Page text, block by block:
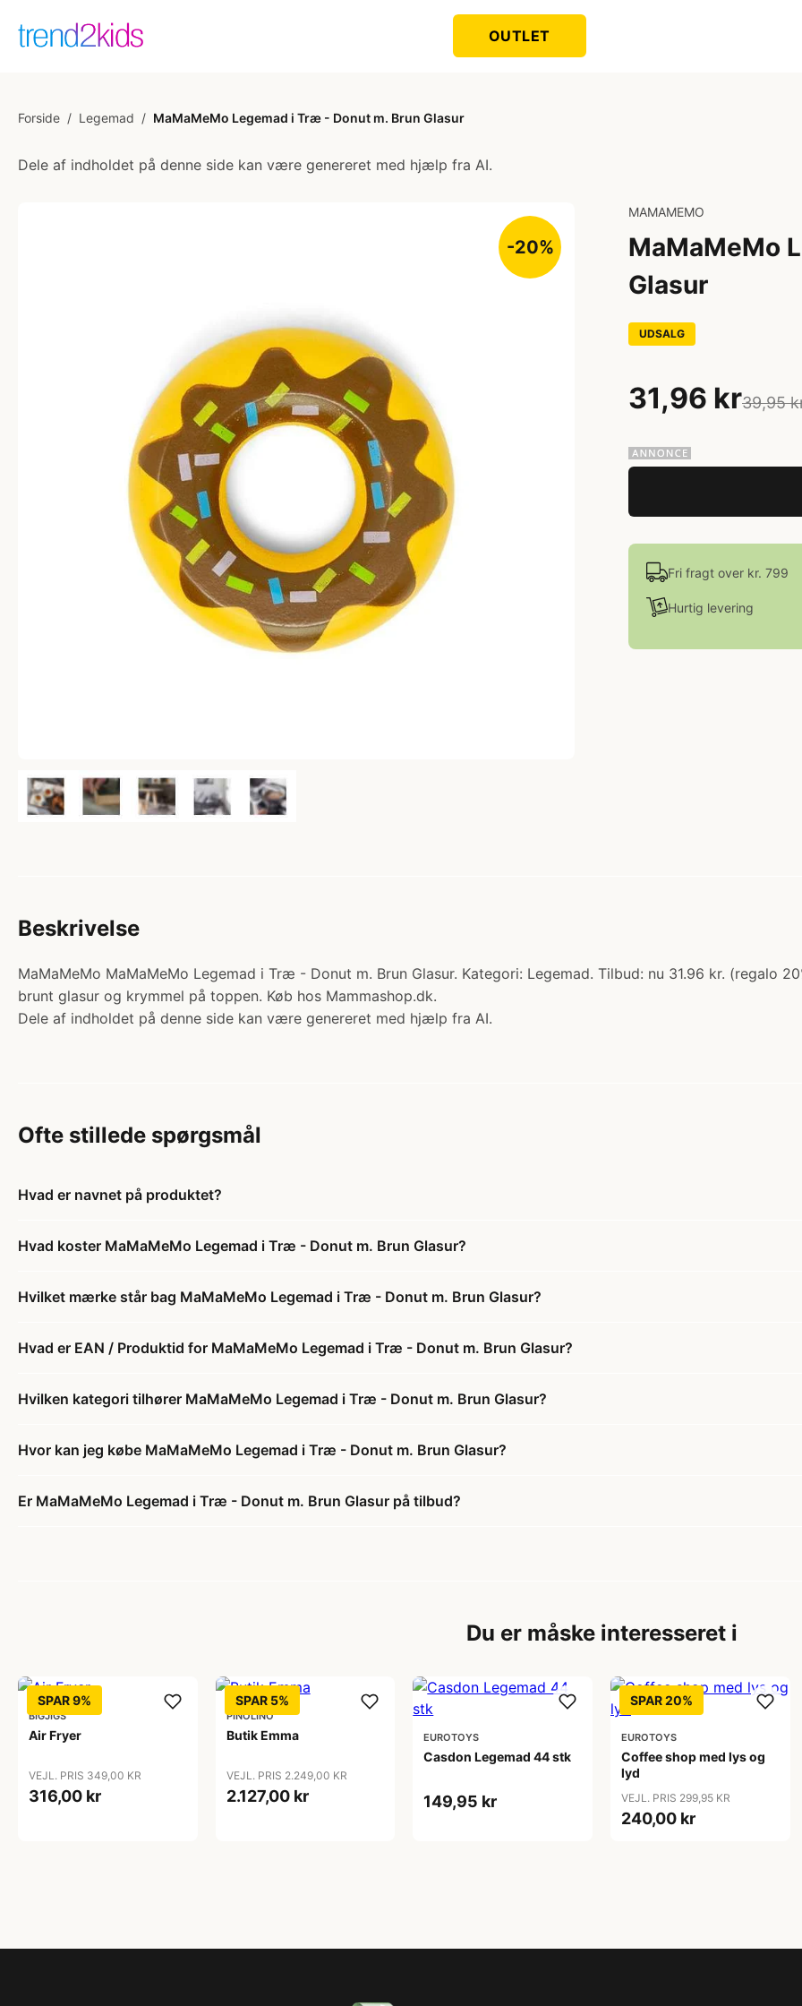
OUTLET
Forside / Legemad / MaMaMeMo Legemad i Træ - Donut m. Brun Glasur
Dele af indholdet på denne side kan være genereret med hjælp fra AI.
-20%
MAMAMEMO
MaMaMeMo
Glasur
UDSALG
31,96 kr39,95
Fri fragt over kr. 799
Hurtig levering
Beskrivelse
MaMaMeMo MaMaMeMo Legemad i Træ - Donut m. Brun Glasur. Kategori: Legemad. Tilbud: nu 31.96 kr. (regalo
brunt glasur og krymmel på toppen. Køb hos Mammashop.dk.
Dele af indholdet på denne side kan være genereret med hjælp fra AI.
Ofte stillede spørgsmål
Hvad er navnet på produktet?
Hvad koster MaMaMeMo Legemad i Træ - Donut m. Brun Glasur?
Hvilket mærke står bag MaMaMeMo Legemad i Træ - Donut m. Brun Glasur?
Hvad er EAN / Produktid for MaMaMeMo Legemad i Træ - Donut m. Brun Glasur?
Hvilken kategori tilhører MaMaMeMo Legemad i Træ - Donut m. Brun Glasur?
Hvor kan jeg købe MaMaMeMo Legemad i Træ - Donut m. Brun Glasur?
Er MaMaMeMo Legemad i Træ - Donut m. Brun Glasur på tilbud?
Du er måske interesseret i
SPAR 9%
BIGJIGS
Air Fryer
VEJL. PRIS 349,00 KR
316,00 kr
SPAR 5%
PINOLINO
Butik Emma
VEJL. PRIS 2.249,00 KR
2.127,00 kr
EUROTOYS
Casdon Legemad 44 stk
149,95 kr
SPAR 20%
EUROTOYS
Coffee shop med lys og
lyd
VEJL. PRIS 299,95 KR
240,00 kr